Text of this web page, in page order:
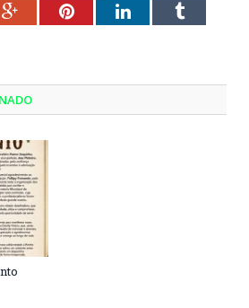
Google+PinterestLinkedInTumblr